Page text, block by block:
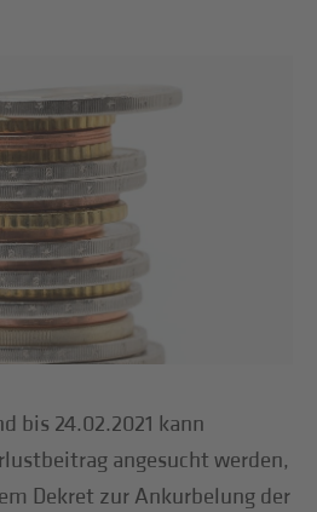
bis 24.02.2021 kann
angesucht werden,
Dekret zur Ankurbelung der